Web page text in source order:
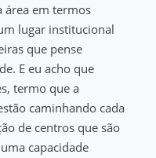
área em termos
lugar institucional
que pense
E eu acho que
termo que a
caminhando cada
de centros que são
capacidade